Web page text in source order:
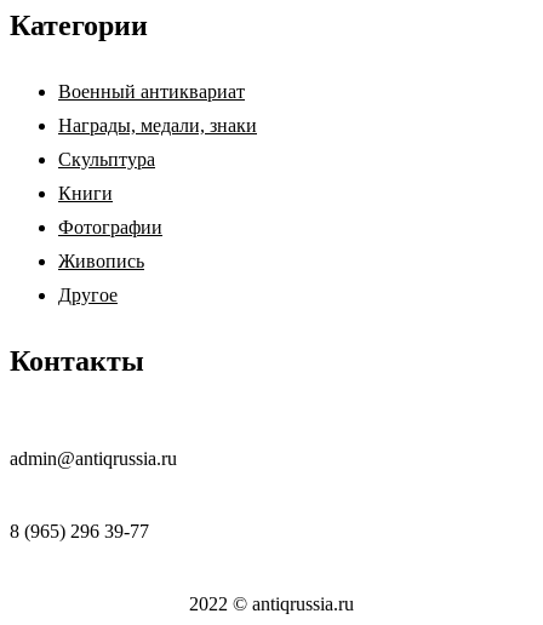
Категории
Военный антиквариат
Награды, медали, знаки
Скульптура
Книги
Фотографии
Живопись
Другое
Контакты
admin@antiqrussia.ru
8 (965) 296 39-77
2022 © antiqrussia.ru